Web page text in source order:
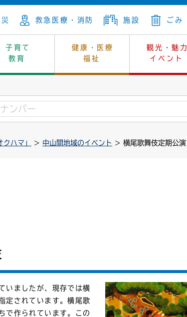
救急医療・消防 施設 ごみ
子育て
教育
健康・医療
福祉
観光・魅力
イベント
上下水道
消費生活
環境
生涯学習
幼稚園一覧
中学校一覧
休日当番医
保健所
レジャー・スポーツ
はじめよう、ハマライフ
ートラル 土地
環境対策
企業立地
市長の部屋
選挙
例規・公示
ハマ」 > 中山間地域のイベント > 横尾歌舞伎定期公演
いましたが、現存では横
定されています。横尾歌
で作られています。この